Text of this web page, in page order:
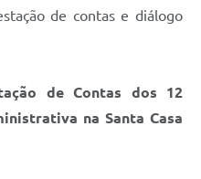
de contas e diálogo
de Contas dos 12
na Santa Casa